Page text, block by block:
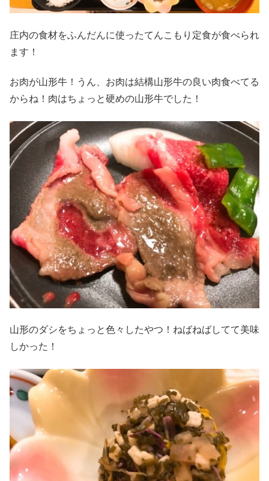
庄内の食材をふんだんに使ったてんこもり定食が食べられ
ます！
お肉が山形牛！うん、お肉は結構山形牛の良い肉食べてる
からね！肉はちょっと硬めの山形牛でした！
山形のダシをちょっと色々したやつ！ねばねばしてて美味
しかった！